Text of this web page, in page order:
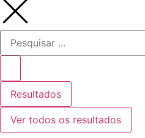
Resultados
Ver todos os resultados